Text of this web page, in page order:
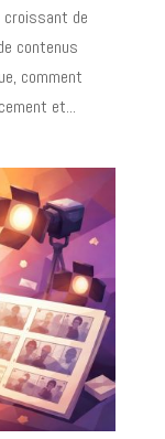
croissant de
contenus
comment
et...